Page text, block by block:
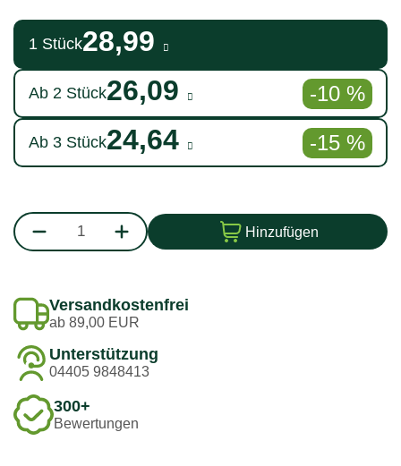
1 Stück28,99
Ab 2 Stück26,09 -10 %
Ab 3 Stück24,64 -15 %
Hinzufügen
Versandkostenfrei
ab 89,00 EUR
Unterstützung
04405 9848413
300+
Bewertungen